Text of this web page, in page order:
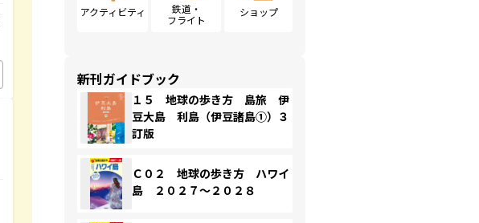
アクティビティ
鉄道・
フライト
ショップ
新刊ガイドブック
１５ 地球の歩き方 島旅 伊
豆大島 利島（伊豆諸島①）３
訂版
Ｃ０２ 地球の歩き方 ハワイ
島 ２０２７～２０２８